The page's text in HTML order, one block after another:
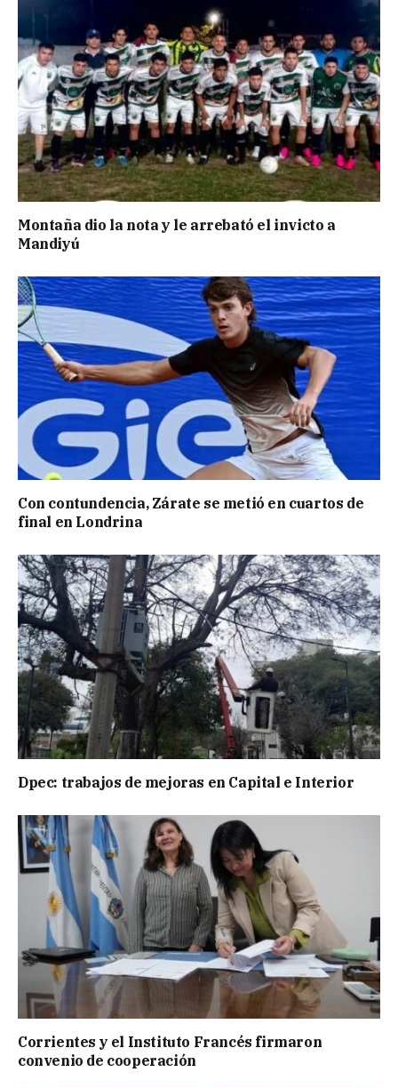
Montaña dio la nota y le arrebató el invicto a
Mandiyú
Con contundencia, Zárate se metió en cuartos de
final en Londrina
Dpec: trabajos de mejoras en Capital e Interior
Corrientes y el Instituto Francés firmaron
convenio de cooperación